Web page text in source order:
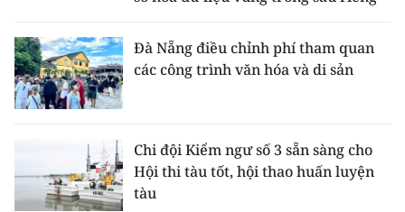
Đà Nẵng điều chỉnh phí tham quan
các công trình văn hóa và di sản
Chi đội Kiểm ngư số 3 sẵn sàng cho
Hội thi tàu tốt, hội thao huấn luyện
tàu